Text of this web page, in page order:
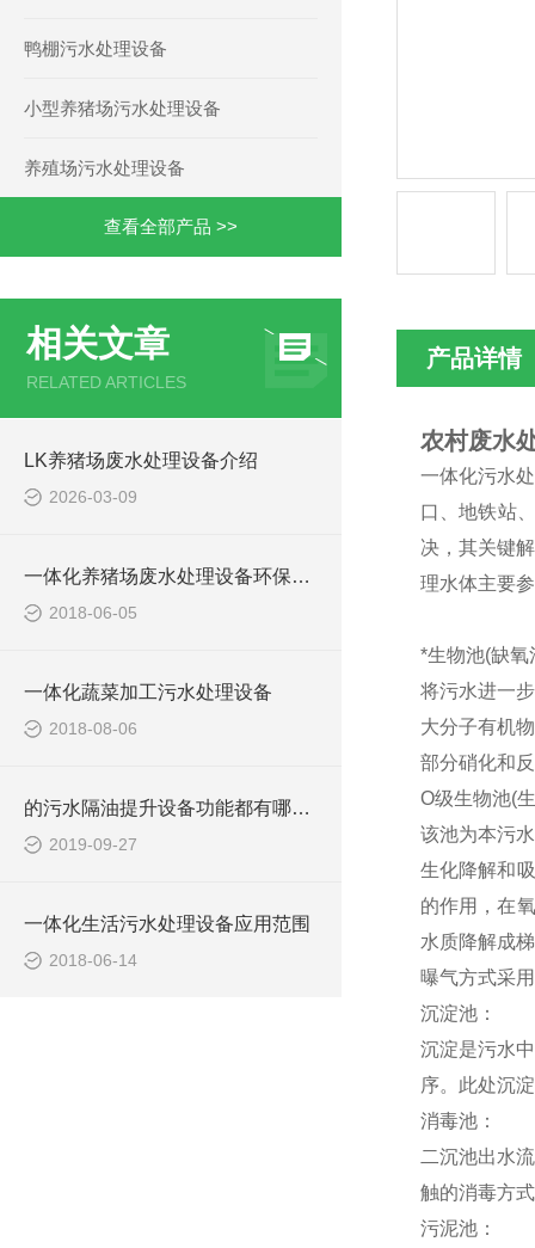
鸭棚污水处理设备
小型养猪场污水处理设备
养殖场污水处理设备
查看全部产品 >>
相关文章
RELATED ARTICLES
LK养猪场废水处理设备介绍
2026-03-09
一体化养猪场废水处理设备环保局新要求
2018-06-05
一体化蔬菜加工污水处理设备
2018-08-06
的污水隔油提升设备功能都有哪些？
2019-09-27
一体化生活污水处理设备应用范围
2018-06-14
产品详情
农村废水
一体化污水
口、地铁站
决，其关键
理水体主要
*生物池(缺氧
将污水进一
大分子有机
部分硝化和
O级生物池(
该池为本污
生化降解和
的作用，在
水质降解成
曝气方式采
沉淀池：
沉淀是污水
序。此处沉
消毒池：
二沉池出水
触的消毒方
污泥池：